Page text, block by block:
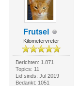
Frutsel
Kilometervreter
Berichten: 1.871
Topics: 11
Lid sinds: Jul 2019
Bedankt: 1051